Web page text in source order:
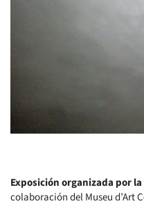
Exposición organizada por
colaboración del Museu d’Art